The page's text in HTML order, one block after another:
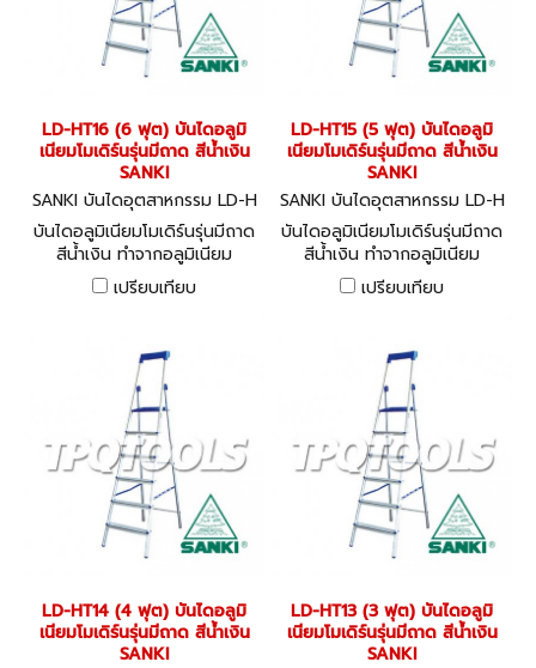
LD-HT16 (6 ฟุต) บันไดอลูมิ
เนียมโมเดิร์นรุ่นมีถาด สีน้ำเงิน
SANKI
SANKI บันไดอุตสาหกรรม LD-H
T16
บันไดอลูมิเนียมโมเดิร์นรุ่นมีถาด
สีน้ำเงิน ทำจากอลูมิเนียม
คุณภาพดี สามารถรับน้ำหนักได้
150 กก.
เปรียบเทียบ
LD-HT15 (5 ฟุต) บันไดอลูมิ
เนียมโมเดิร์นรุ่นมีถาด สีน้ำเงิน
SANKI
SANKI บันไดอุตสาหกรรม LD-H
T15
บันไดอลูมิเนียมโมเดิร์นรุ่นมีถาด
สีน้ำเงิน ทำจากอลูมิเนียม
คุณภาพดี สามารถรับน้ำหนักได้
150 กก.
เปรียบเทียบ
LD-HT14 (4 ฟุต) บันไดอลูมิ
เนียมโมเดิร์นรุ่นมีถาด สีน้ำเงิน
SANKI
LD-HT13 (3 ฟุต) บันไดอลูมิ
เนียมโมเดิร์นรุ่นมีถาด สีน้ำเงิน
SANKI